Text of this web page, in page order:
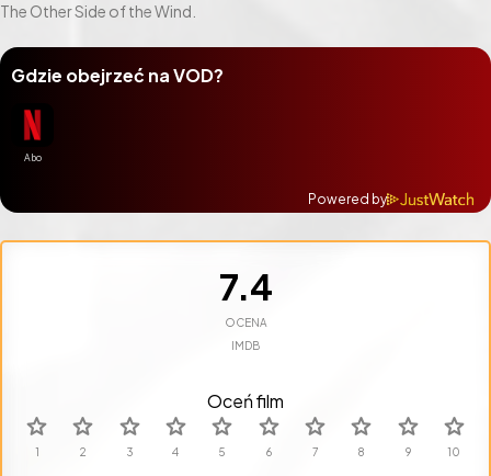
The Other Side of the Wind.
Gdzie obejrzeć na VOD?
Powered by
7.4
OCENA
IMDB
Oceń film
star star star star star star star star star star